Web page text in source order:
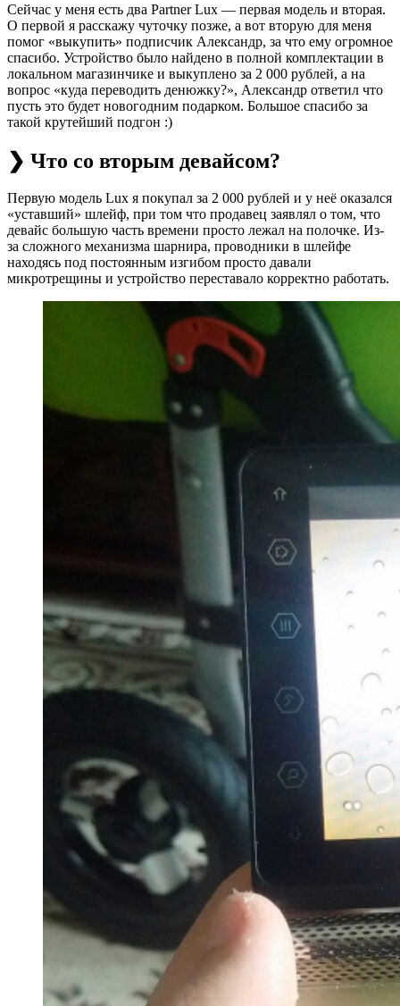
Сейчас у меня есть два Partner Lux — первая модель и вторая.
О первой я расскажу чуточку позже, а вот вторую для меня
помог ‭«выкупить‭» подписчик Александр, за что ему огромное
спасибо. Устройство было найдено в полной комплектации в
локальном магазинчике и выкуплено за 2 000 рублей, а на
вопрос «куда переводить денюжку?‭», Александр ответил что
пусть это будет новогодним подарком. Большое спасибо за
такой крутейший подгон :)
❯ Что со вторым девайсом?
Первую модель Lux я покупал за 2 000 рублей и у неё оказался
‭«уставший‭» шлейф, при том что продавец заявлял о том, что
девайс большую часть времени просто лежал на полочке. Из-
за сложного механизма шарнира, проводники в шлейфе
находясь под постоянным изгибом просто давали
микротрещины и устройство переставало корректно работать.